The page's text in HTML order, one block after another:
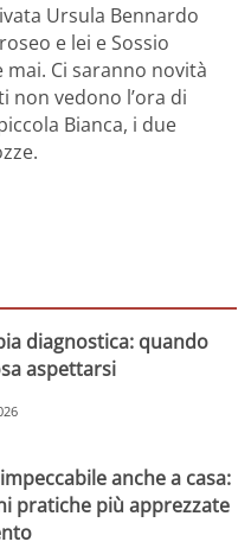
Ursula Bennardo
e lei e Sossio
Ci saranno novità
non vedono l’ora di
Bianca, i due
diagnostica: quando
aspettarsi
anche a casa:
pratiche più apprezzate